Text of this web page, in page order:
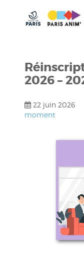
content
2026 –
22 juin 2026
moment